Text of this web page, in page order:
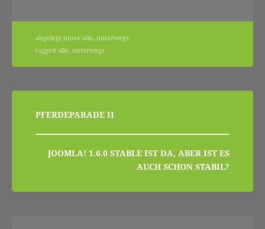
abgelegt unter alle, unterwegs
tagged alle, unterwegs
beitragsnavigation
PFERDEPARADE II
JOOMLA! 1.6.0 STABLE IST DA, ABER IST ES
AUCH SCHON STABIL?